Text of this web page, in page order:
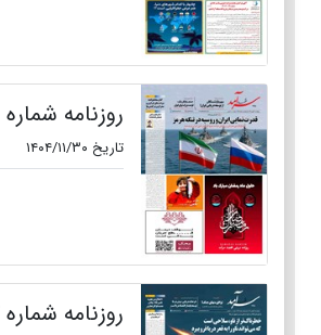
روزنامه شماره ۲۴۲۸
تاریخ ۱۴۰۴/۱۱/۳۰
روزنامه شماره ۲۴۲۷